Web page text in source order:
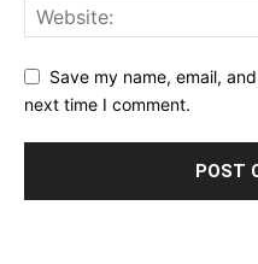
Save my name, email,
next time I comment.